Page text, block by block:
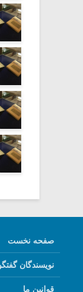
صفحه نخست
نویسندگان
قوانین ما